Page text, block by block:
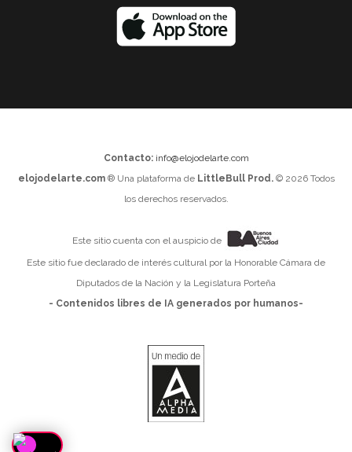
Contacto: info@elojodelarte.com
elojodelarte.com® Una plataforma de LittleBull Prod.© 2026 Todos
los derechos reservados.
Este sitio cuenta con el auspicio de
Este sitio fue declarado de interés cultural por la Honorable Cámara de
Diputados de la Nación y la Legislatura Porteña
- Contenidos libres de IA generados por humanos-